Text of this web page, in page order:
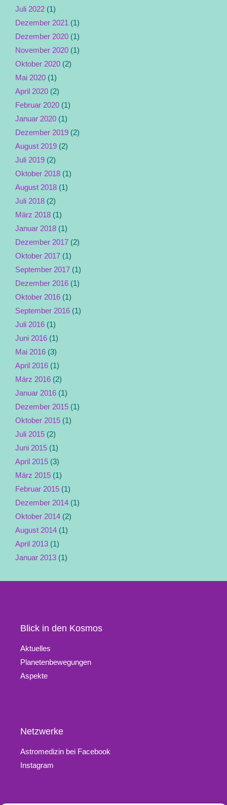
Juli 2022 (1)
Dezember 2021 (1)
Dezember 2020 (1)
November 2020 (1)
Oktober 2020 (2)
Mai 2020 (1)
April 2020 (2)
Februar 2020 (1)
Januar 2020 (1)
Dezember 2019 (2)
August 2019 (2)
Juli 2019 (2)
Oktober 2018 (1)
August 2018 (1)
Juli 2018 (2)
März 2018 (1)
Januar 2018 (1)
Dezember 2017 (2)
Oktober 2017 (1)
September 2017 (1)
Dezember 2016 (1)
Oktober 2016 (1)
September 2016 (1)
Juli 2016 (1)
Juni 2016 (1)
Mai 2016 (3)
April 2016 (1)
März 2016 (2)
Januar 2016 (1)
Dezember 2015 (1)
Oktober 2015 (1)
Juli 2015 (2)
Juni 2015 (1)
April 2015 (3)
März 2015 (1)
Februar 2015 (1)
Dezember 2014 (1)
Oktober 2014 (2)
August 2014 (1)
April 2013 (1)
Januar 2013 (1)
Blick in den Kosmos
Aktuelles
Planetenbewegungen
Aspekte
Netzwerke
Astromedizin bei Facebook
Instagram